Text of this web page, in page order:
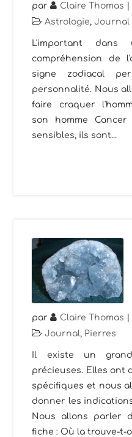
par Claire Thomas |
Astrologie,Journal
L'important
compréhension de
signe zodiacal
personnalité. Nous
faire craquer
son homme Cancer
sensibles, ils sont...
par Claire Thomas |
Journal, Pierres
Il existe un
précieuses. Elles ont
spécifiques et nous
donner les
Nous allons parler
fiche : Où la trouve-t-